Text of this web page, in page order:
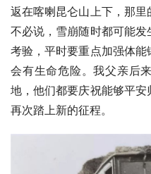
返在喀喇昆仑山上下，那
不必说，雪崩随时都可能
考验，平时要重点加强体
会有生命危险。我父亲后
地，他们都要庆祝能够平
再次踏上新的征程。